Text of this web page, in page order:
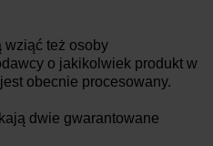
wziąć też osoby
o jakikolwiek produkt w
obecnie procesowany.
dwie gwarantowane